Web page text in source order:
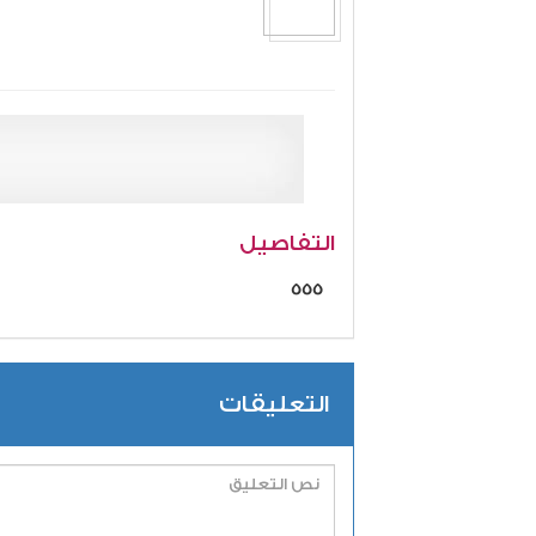
التفاصيل
555
التعليقات